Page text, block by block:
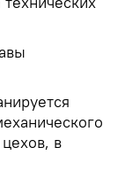
в